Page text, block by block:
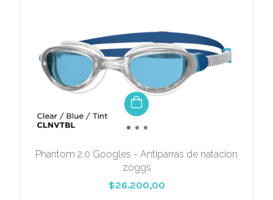
Phantom 2.0 Googles - Antiparras de natacion
zoggs
$26.200,00